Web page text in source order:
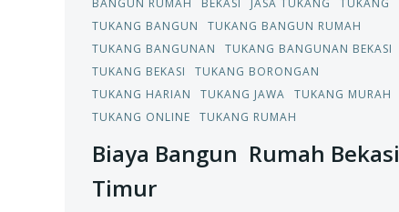
BANGUN RUMAH BEKASI JASA TUKANG
TUKANG
TUKANG BANGUN
TUKANG BANGUN RUMAH
TUKANG BANGUNAN
TUKANG BANGUNAN BEKASI
TUKANG BEKASI
TUKANG BORONGAN
TUKANG HARIAN
TUKANG JAWA
TUKANG MURAH
TUKANG ONLINE
TUKANG RUMAH
Biaya Bangun Rumah Bekasi
Timur